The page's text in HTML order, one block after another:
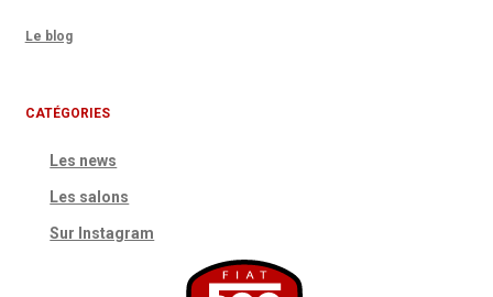
Le blog
CATÉGORIES
Les news
Les salons
Sur Instagram